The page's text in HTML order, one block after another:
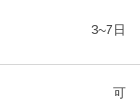
3~7日
可